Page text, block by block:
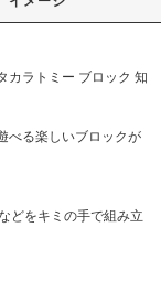
カラトミー ブロック 知
べる楽しいブロックが
どをキミの手で組み立